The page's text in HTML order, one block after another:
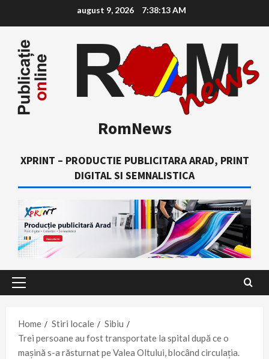
content
august 9, 2026 7:38:14 AM
RomNews
XPRINT – PRODUCTIE PUBLICITARA ARAD, PRINT
DIGITAL SI SEMNALISTICA
Primary
Home
Stiri locale
Sibiu
Trei persoane au fost transportate la spital după ce o
mașină s-a răsturnat pe Valea Oltului, blocând circulația.